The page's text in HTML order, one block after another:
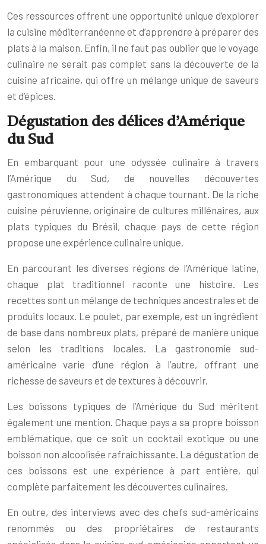
Ces ressources offrent une opportunité unique d’explorer
la cuisine méditerranéenne et d’apprendre à préparer des
plats à la maison. Enfin, il ne faut pas oublier que le voyage
culinaire ne serait pas complet sans la découverte de la
cuisine africaine, qui offre un mélange unique de saveurs
et d’épices.
Dégustation des délices d’Amérique
du Sud
En embarquant pour une odyssée culinaire à travers
l’Amérique du Sud, de nouvelles découvertes
gastronomiques attendent à chaque tournant. De la riche
cuisine péruvienne, originaire de cultures millénaires, aux
plats typiques du Brésil, chaque pays de cette région
propose une expérience culinaire unique.
En parcourant les diverses régions de l’Amérique latine,
chaque plat traditionnel raconte une histoire. Les
recettes sont un mélange de techniques ancestrales et de
produits locaux. Le poulet, par exemple, est un ingrédient
de base dans nombreux plats, préparé de manière unique
selon les traditions locales. La gastronomie sud-
américaine varie d’une région à l’autre, offrant une
richesse de saveurs et de textures à découvrir.
Les boissons typiques de l’Amérique du Sud méritent
également une mention. Chaque pays a sa propre boisson
emblématique, que ce soit un cocktail exotique ou une
boisson non alcoolisée rafraîchissante. La dégustation de
ces boissons est une expérience à part entière, qui
complète parfaitement les découvertes culinaires.
En outre, des interviews avec des chefs sud-américains
renommés ou des propriétaires de restaurants